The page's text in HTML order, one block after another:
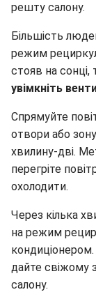
решту салону.
Більшість
режим
стояв на сонці,
увімкніть
Спрямуйте
отвори або
хвилину-дві.
перегріте
охолодити.
Через кілька
на режим
дайте свіжому
салону.